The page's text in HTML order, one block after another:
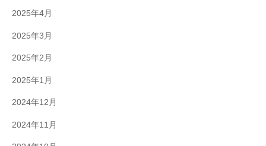
2025年4月
2025年3月
2025年2月
2025年1月
2024年12月
2024年11月